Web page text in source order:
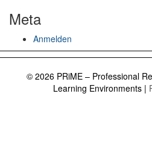
Meta
Anmelden
© 2026 PRiME – Professional
Learning Environments |